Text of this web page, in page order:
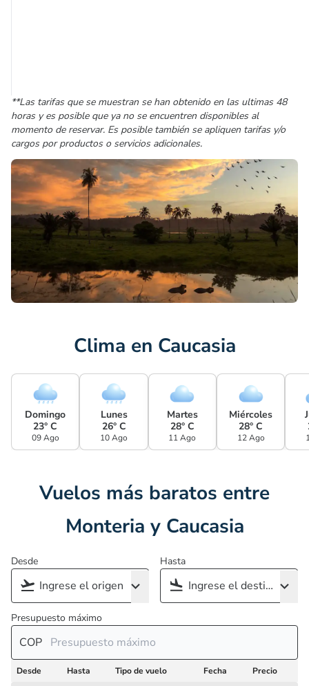
**Las tarifas que se muestran se han obtenido en las ultimas 48
horas y es posible que ya no se encuentren disponibles al
momento de reservar. Es posible también se apliquen tarifas y/o
cargos por productos o servicios adicionales.
Clima en Caucasia
Domingo
23° C
09 Ago
Lunes
26° C
10 Ago
Martes
28° C
11 Ago
Miércoles
28° C
12 Ago
Vuelos más baratos entre
Monteria y Caucasia
Desde Hasta
Presupuesto máximo
COP
Desde Hasta Tipo de vuelo Fecha Precio